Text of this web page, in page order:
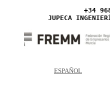
+34
JUPECA
ESPAÑOL